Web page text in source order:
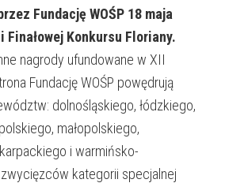
Fundację WOŚP 18 maja
Finałowej Konkursu Floriany.
nagrody ufundowane w XII
Fundację WOŚP powędrują
dolnośląskiego, łódzkiego,
małopolskiego,
i warmińsko-
kategorii specjalnej